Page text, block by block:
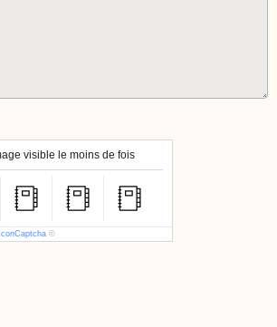
visible le moins de fois
IconCaptcha ©